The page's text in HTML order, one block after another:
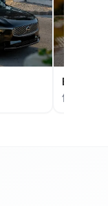
BMW X7
低至